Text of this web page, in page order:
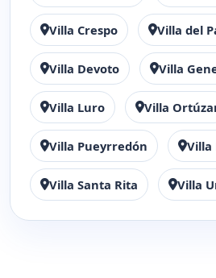
Villa Crespo Villa del
Villa Devoto Villa
Villa Luro Villa
Villa Pueyrredón Villa
Villa Santa Rita Villa